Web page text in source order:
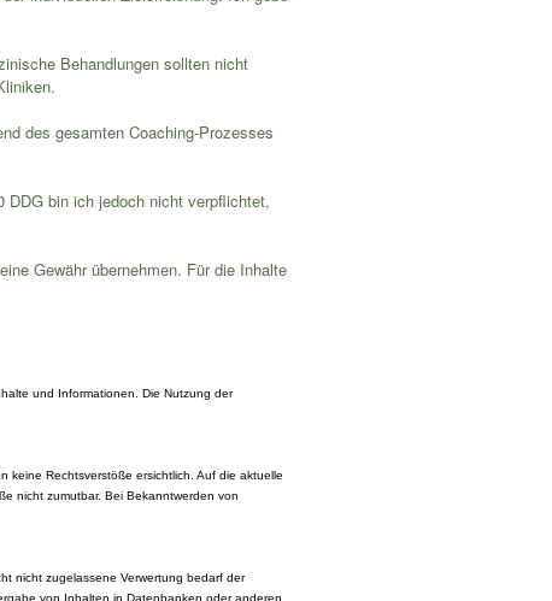
Behandlungen sollten nicht
des gesamten Coaching-Prozesses
DDG bin ich jedoch nicht verpflichtet,
Gewähr übernehmen. Für die Inhalte
und Informationen. Die Nutzung der
keine Rechtsverstöße ersichtlich. Auf die aktuelle
nicht zumutbar. Bei Bekanntwerden von
nicht zugelassene Verwertung bedarf der
von Inhalten in Datenbanken oder anderen